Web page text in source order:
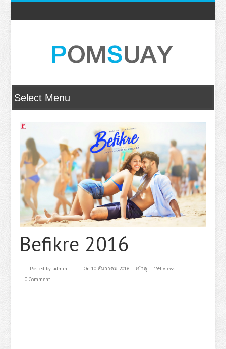
Befikre 2016
Posted by admin On 10 ธันวาคม 2016 เข้าดู
194 views
0 Comment